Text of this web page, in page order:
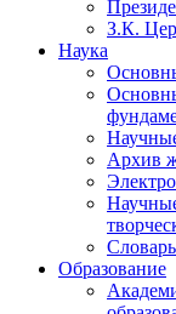
З.К.
Наука
Архив
Образование